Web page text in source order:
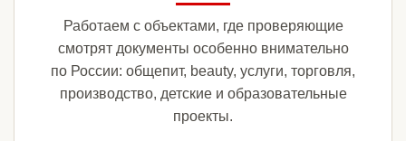
Работаем с объектами, где проверяющие
смотрят документы особенно внимательно
по России: общепит, beauty, услуги, торговля,
производство, детские и образовательные
проекты.